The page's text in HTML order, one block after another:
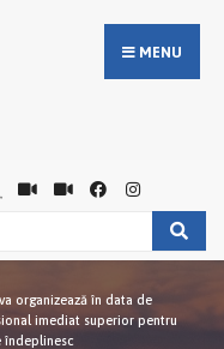
MENU
organizează în data de
imediat superior pentru
îndeplinesc